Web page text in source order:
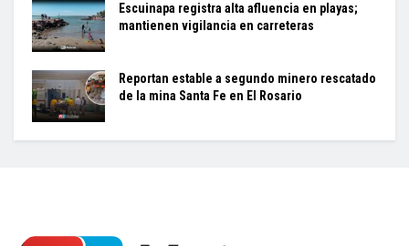
Escuinapa registra alta afluencia en playas;
mantienen vigilancia en carreteras
Reportan estable a segundo minero rescatado
de la mina Santa Fe en El Rosario